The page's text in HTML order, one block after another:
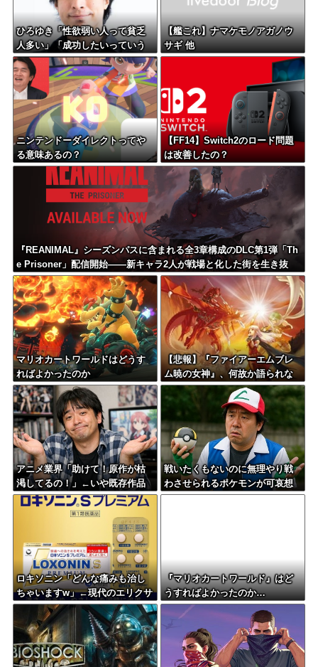
ひろゆき「性欲弱い人って貧乏
人多い」「成功したいっていう
野望とか野心とかと性欲ってリ
ンクする」
【艦これ】ナマケモノアガノウ
サギ 他
ニンテンドーダイレクトってや
る意味あるの？
【FF14】Switch2のロード問題
は改善したの？
『REANIMAL』シーズンパスに含まれる全3章構成のDLC第1弾「Th
e Prisoner」配信開始——新キャラ2人が戦場と化した街を生き抜
く。PSStoreではセール中
マリオカートワールドはどうす
ればよかったのか
【悲報】『ファイアーエムブレ
ム暁の女神』、何故か語られな
い
アニメ業界「助けて！原作が枯
渇してるの！」←いや既存作品
の2期やったら良いよね？
戦いたくもないのに無理やり戦
わさせられるポケモンが可哀想
ロキソニン「どんな痛みも治し
ちゃいますw」←現代のエリクサ
ーやろ…
『マリオカートワールド』はど
うすればよかったのか…